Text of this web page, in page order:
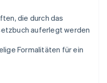
die durch das
auferlegt werden
Formalitäten für ein